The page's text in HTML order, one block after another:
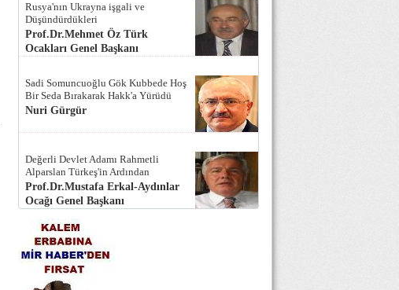
Rusya'nın Ukrayna işgali ve
Düşündürdükleri
Prof.Dr.Mehmet Öz Türk
Ocakları Genel Başkanı
Sadi Somuncuoğlu Gök Kubbede Hoş
Bir Seda Bırakarak Hakk'a Yürüdü
Nuri Gürgür
Değerli Devlet Adamı Rahmetli
Alparslan Türkeş'in Ardından
Prof.Dr.Mustafa Erkal-Aydınlar
Ocağı Genel Başkanı